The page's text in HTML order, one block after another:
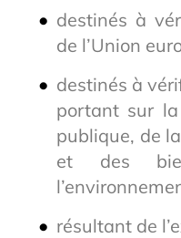
destinés à
de l’Union
destinés à
portant sur
publique, de
et des
résultant de